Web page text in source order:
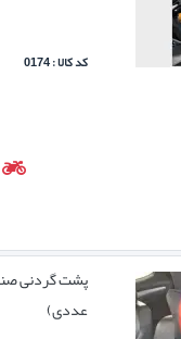
کد کالا : 0174
عددی)